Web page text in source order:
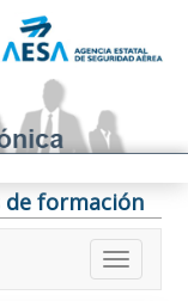
de formación